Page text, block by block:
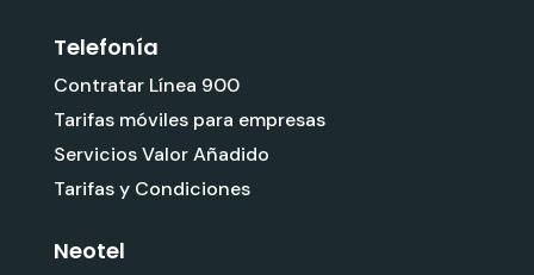
Telefonía
Contratar Línea 900
Tarifas móviles para empresas
Servicios Valor Añadido
Tarifas y Condiciones
Neotel